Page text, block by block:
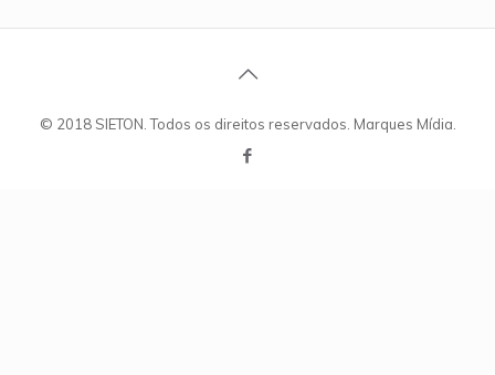
© 2018 SIETON. Todos os direitos reservados. Marques Mídia.